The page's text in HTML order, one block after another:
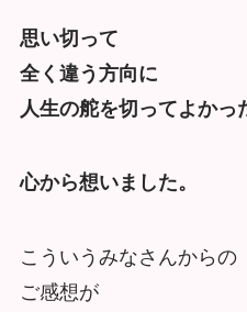
思い切って
全く違う方向に
人生の舵を切ってよかっ
心から想いました。
こういうみなさんからの
ご感想が